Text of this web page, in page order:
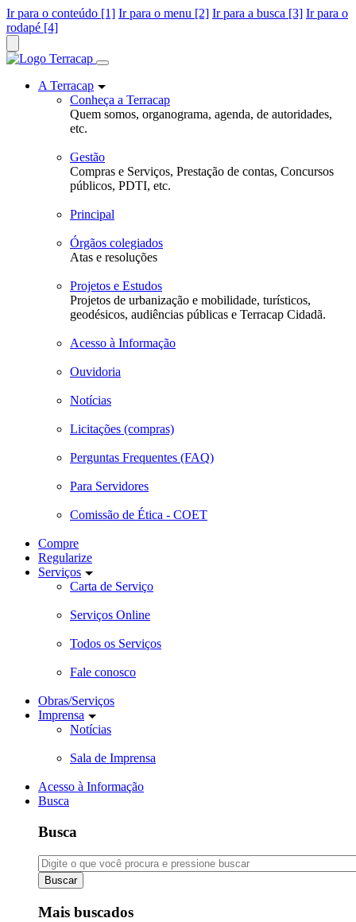
Ir para o conteúdo [1] Ir para o menu [2] Ir para a busca [3] Ir para o
rodapé [4]
A Terracap
Conheça a Terracap
Quem somos, organograma, agenda, de autoridades,
etc.
Gestão
Compras e Serviços, Prestação de contas, Concursos
públicos, PDTI, etc.
Principal
Órgãos colegiados
Atas e resoluções
Projetos e Estudos
Projetos de urbanização e mobilidade, turísticos,
geodésicos, audiências públicas e Terracap Cidadã.
Acesso à Informação
Ouvidoria
Notícias
Licitações (compras)
Perguntas Frequentes (FAQ)
Para Servidores
Comissão de Ética - COET
Compre
Regularize
Serviços
Carta de Serviço
Serviços Online
Todos os Serviços
Fale conosco
Obras/Serviços
Imprensa
Notícias
Sala de Imprensa
Acesso à Informação
Busca
Busca
Buscar
Mais buscados